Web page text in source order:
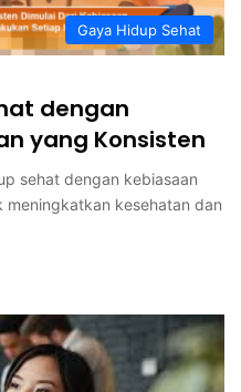
Gaya Hidup Sehat
dengan
yang Konsisten
sehat dengan kebiasaan
meningkatkan kesehatan dan